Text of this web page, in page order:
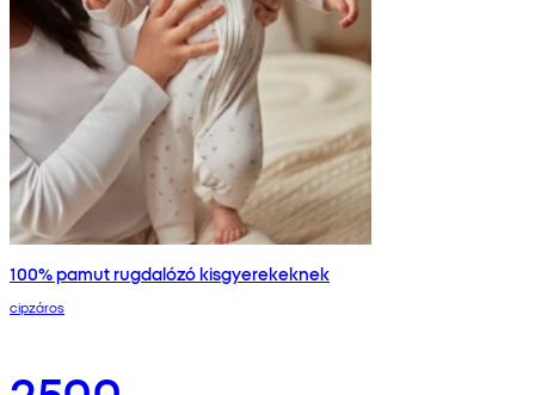
100% pamut rugdalózó kisgyerekeknek
cipzáros